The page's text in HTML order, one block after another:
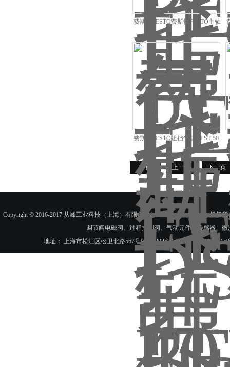
费斯托FESTO费斯托FESTO主轴
556811
费斯托FESTO阻挡气缸DFST-50-
30-L-Y4-A 555572
首页
上一页 下一页
Copyright © 2016-2017 从峰工业科技（上海）有限公司(www.congfengkj.com) 版权
调节阀电磁阀、过程控制阀、气动元件、传感器、
地址： 上海市松江区松卫北路567号9023-9025室 传真：021-